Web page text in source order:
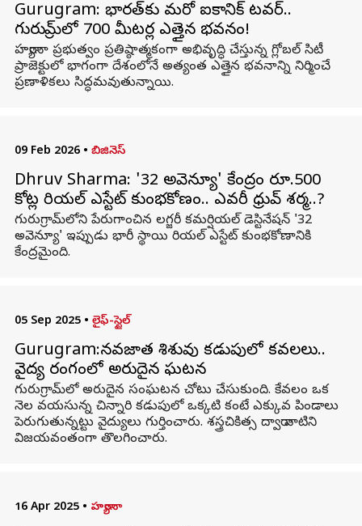
Gurugram: భారత్‌కు మరో ఐకానిక్‌ టవర్‌..
గురుగ్రామ్‌లో 700 మీటర్ల ఎత్తైన భవనం!
హర్యానా ప్రభుత్వం ప్రతిష్ఠాత్మకంగా అభివృద్ధి చేస్తున్న గ్లోబల్‌ సిటీ
ప్రాజెక్టులో భాగంగా దేశంలోనే అత్యంత ఎత్తైన భవనాన్ని నిర్మించే
ప్రణాళికలు సిద్ధమవుతున్నాయి.
09 Feb 2026 • బిజినెస్
Dhruv Sharma: '32 అవెన్యూ' కేంద్రంగా రూ.500
కోట్ల రియల్‌ ఎస్టేట్‌ కుంభకోణం.. ఎవరీ ధ్రువ్‌ శర్మ..?
గురుగ్రామ్‌లోని పేరుగాంచిన లగ్జరీ కమర్షియల్‌ డెస్టినేషన్‌ '32
అవెన్యూ' ఇప్పుడు భారీ స్థాయి రియల్‌ ఎస్టేట్‌ కుంభకోణానికి
కేంద్రమైంది.
05 Sep 2025 • లైఫ్-స్టైల్
Gurugram:నవజాత శిశువు కడుపులో కవలలు..
వైద్య రంగంలో అరుదైన ఘటన
గురుగ్రామ్‌లో అరుదైన సంఘటన చోటు చేసుకుంది. కేవలం ఒక
నెల వయసున్న చిన్నారి కడుపులో ఒక్కటి కంటే ఎక్కువ పిండాలు
పెరుగుతున్నట్టు వైద్యులు గుర్తించారు. శస్త్రచికిత్స ద్వారా వాటిని
విజయవంతంగా తొలగించారు.
16 Apr 2025 • హర్యానా